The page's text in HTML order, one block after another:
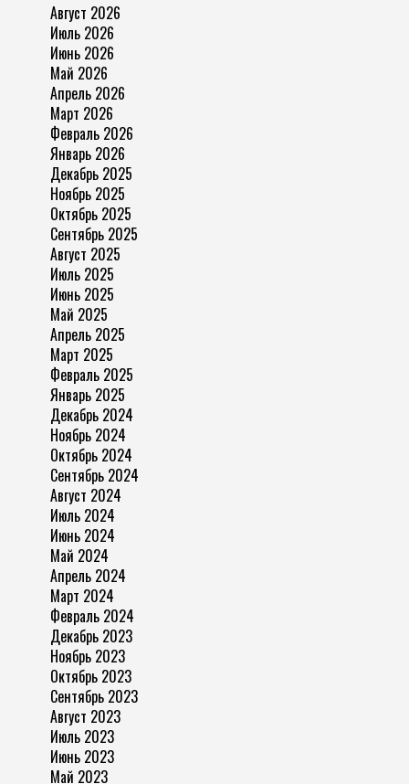
Август 2026
Июль 2026
Июнь 2026
Май 2026
Апрель 2026
Март 2026
Февраль 2026
Январь 2026
Декабрь 2025
Ноябрь 2025
Октябрь 2025
Сентябрь 2025
Август 2025
Июль 2025
Июнь 2025
Май 2025
Апрель 2025
Март 2025
Февраль 2025
Январь 2025
Декабрь 2024
Ноябрь 2024
Октябрь 2024
Сентябрь 2024
Август 2024
Июль 2024
Июнь 2024
Май 2024
Апрель 2024
Март 2024
Февраль 2024
Декабрь 2023
Ноябрь 2023
Октябрь 2023
Сентябрь 2023
Август 2023
Июль 2023
Июнь 2023
Май 2023